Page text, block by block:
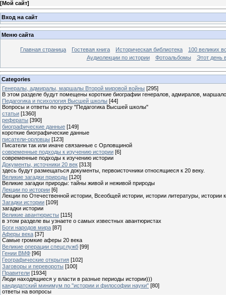
[Мой сайт]
Вход на сайт
Меню сайта
Главная страница Гостевая книга Историческая библиотека
100 великих
Аудиолекции по истории
Фотоальбомы Этот день
Categories
Генералы, адмиралы, маршалы Второй мировой войны [295]
В этом разделе будут помещены короткие биографии генералов, адмиралов,
Педагогика и психология Высшей школы [44]
Вопросы и ответы по курсу "Педагогика Высшей школы"
статьи [1360]
рефераты [390]
биографические данные [149]
короткие биографические данные
писатели-орловцы [123]
Писатели так или иначе связанные с Орловщиной
современные подходы к изучению истории [6]
современные подходы к изучению истории
Документы, источники 20 век [313]
здесь будут размещаться документы, первоисточники относящиеся к 20 веку.
Великие загадки природы [120]
Великие загадки природы: тайны живой и неживой природы
Лекции по истории [6]
Лекции по Отечественной истории, Всеобщей истории, истории литературы, истории
Загадки истории [109]
загадки истории
Великие авантюристы [115]
в этом разделе вы узнаете о самых известных авантюристах
Боги народов мира [87]
Аферы века [37]
Самые громкие аферы 20 века
Великие операции спецслужб [99]
Гении ВМФ [96]
Географические открытия [102]
Заговоры и перевороты [100]
Правители [1934]
Люди находящиеся у власти в разные периоды истории)))
кандидатский минимум по "истории и философии науки" [80]
ответы на вопросы